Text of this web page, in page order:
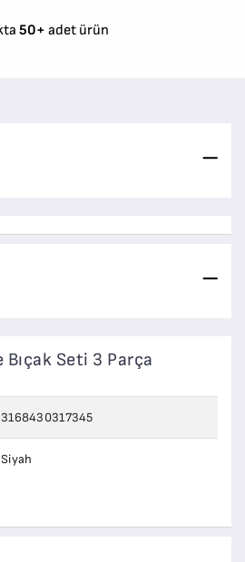
50+ adet ürün
Bıçak Seti 3 Parça
3168430317345
Siyah